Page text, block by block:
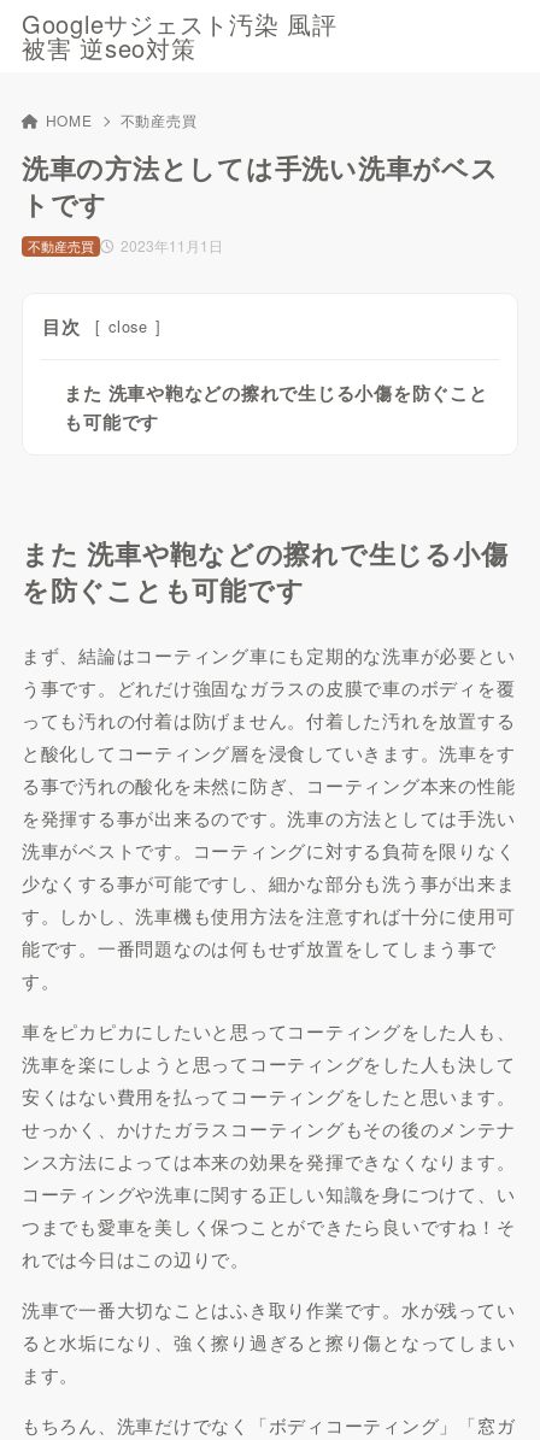
Googleサジェスト汚染 風評
被害 逆seo対策
HOME 不動産売買
洗車の方法としては手洗い洗車がベス
トです
2023年11月1日
不動産売買
目次 [ close ]
また 洗車や鞄などの擦れで生じる小傷を防ぐこと
も可能です
また 洗車や鞄などの擦れで生じる小傷
を防ぐことも可能です
まず、結論はコーティング車にも定期的な洗車が必要とい
う事です。どれだけ強固なガラスの皮膜で車のボディを覆
っても汚れの付着は防げません。付着した汚れを放置する
と酸化してコーティング層を浸食していきます。洗車をす
る事で汚れの酸化を未然に防ぎ、コーティング本来の性能
を発揮する事が出来るのです。洗車の方法としては手洗い
洗車がベストです。コーティングに対する負荷を限りなく
少なくする事が可能ですし、細かな部分も洗う事が出来ま
す。しかし、洗車機も使用方法を注意すれば十分に使用可
能です。一番問題なのは何もせず放置をしてしまう事で
す。
車をピカピカにしたいと思ってコーティングをした人も、
洗車を楽にしようと思ってコーティングをした人も決して
安くはない費用を払ってコーティングをしたと思います。
せっかく、かけたガラスコーティングもその後のメンテナ
ンス方法によっては本来の効果を発揮できなくなります。
コーティングや洗車に関する正しい知識を身につけて、い
つまでも愛車を美しく保つことができたら良いですね！そ
れでは今日はこの辺りで。
洗車で一番大切なことはふき取り作業です。水が残ってい
ると水垢になり、強く擦り過ぎると擦り傷となってしまい
ます。
もちろん、洗車だけでなく「ボディコーティング」「窓ガ